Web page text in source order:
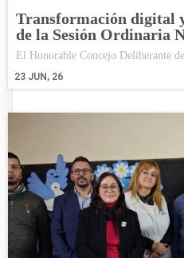
Transformación digital
de la Sesión Ordinaria
23 JUN, 26
El Honorable Concejo Deliberante